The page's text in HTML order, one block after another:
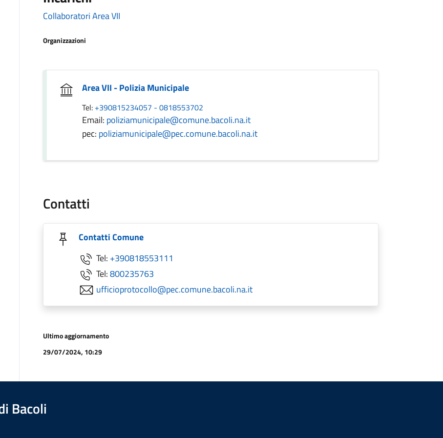
Collaboratori Area VII
Organizzazioni
Area VII - Polizia Municipale
Tel: +390815234057 - 0818553702
Email: poliziamunicipale@comune.bacoli.na.it
pec: poliziamunicipale@pec.comune.bacoli.na.it
Contatti
Contatti Comune
Tel: +390818553111
Tel:800235763
ufficioprotocollo@pec.comune.bacoli.na.it
Ultimo aggiornamento
29/07/2024, 10:29
Bacoli